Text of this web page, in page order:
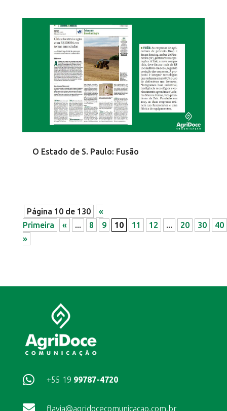
O Estado de S. Paulo: Fusão
Página 10 de 130
«
Primeira
« ... 8 9 10 11 12 ... 20 30
40
»
 +55 19 99787-4720
 flavia@agridocecomunicacao.com.br